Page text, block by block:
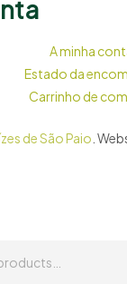
A minha
Estado da
Carrinho de
de São Paio .